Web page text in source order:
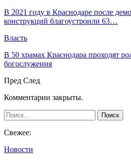
В 2021 году в Краснодаре после
конструкций благоустроили 63…
Власть
В 50 храмах Краснодара проходят
богослужения
Пред След
Комментарии закрыты.
Свежее:
Новости